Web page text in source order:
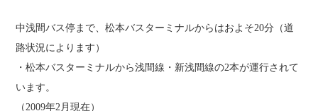
中浅間バス停まで、松本バスターミナルからはおよそ20分（道
路状況によります）
・松本バスターミナルから浅間線・新浅間線の2本が運行されて
います。
（2009年2月現在）
Photo Gallery